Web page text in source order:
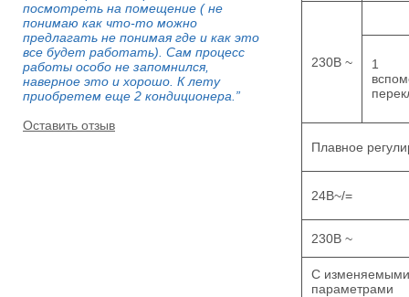
230В ~
1
Плавное
24В~/=
230В ~
С изменяемыми
параметрами
посмотреть на помещение ( не
понимаю как что-то можно
предлагать не понимая где и как это
все будет работать). Сам процесс
работы особо не запомнился,
наверное это и хорошо. К лету
приобретем еще 2 кондиционера.”
Оставить отзыв